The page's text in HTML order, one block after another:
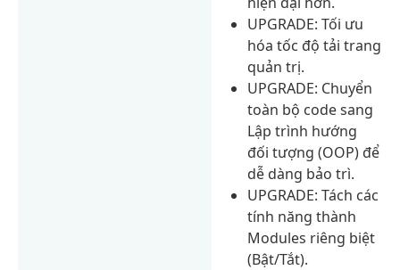
UPGRADE: Tối ưu
hóa tốc độ tải trang
quản trị.
UPGRADE: Chuyển
toàn bộ code sang
Lập trình hướng
đối tượng (OOP) để
dễ dàng bảo trì.
UPGRADE: Tách các
tính năng thành
Modules riêng biệt
(Bật/Tắt).